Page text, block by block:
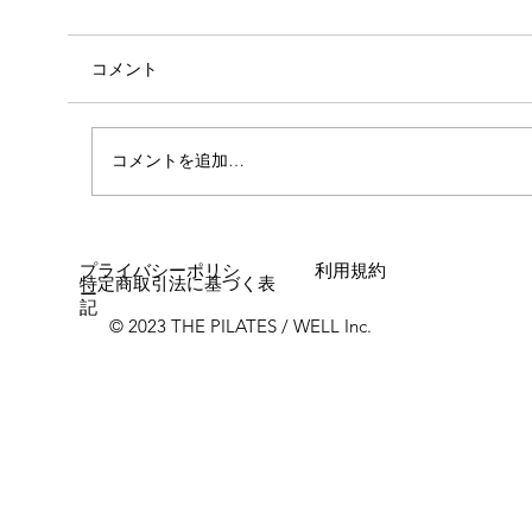
コメント
コメントを追加…
© 2023 THE PILATES / WELL Inc.
プライバシーポリシ
ー
利用規約
特定商取引法に基づく表
記